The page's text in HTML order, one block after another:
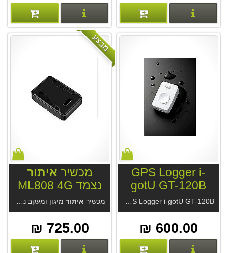
פרטים נוספים פרטים נוספים
GPS Logger i-
gotU GT-120B
600.00 ₪
פרטים נוספים
מבצע
מכשיר איתור
נצמד ML808 4G
מכשיר איתור מיגון ומעקב נצמד ML808 4G ללא עלות מנוי. לשימושים רבים. סוללה 15-60 יום. מקלט GPS מודרני, דיוק מעשי 2.5 מטר בנסיעה. אטום למים, האזנה סמויה. מחיר המכשיר אצלינו כולל מנוי לתמיד מהיצרן.
725.00 ₪
פרטים נוספים